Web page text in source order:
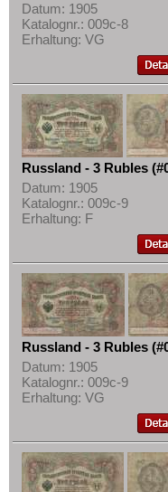
Datum: 1905
Katalognr.: 009c-8
Erhaltung: VG
Russland - 3 Rubles
Datum: 1905
Katalognr.: 009c-9
Erhaltung: F
Russland - 3 Rubles
Datum: 1905
Katalognr.: 009c-9
Erhaltung: VG